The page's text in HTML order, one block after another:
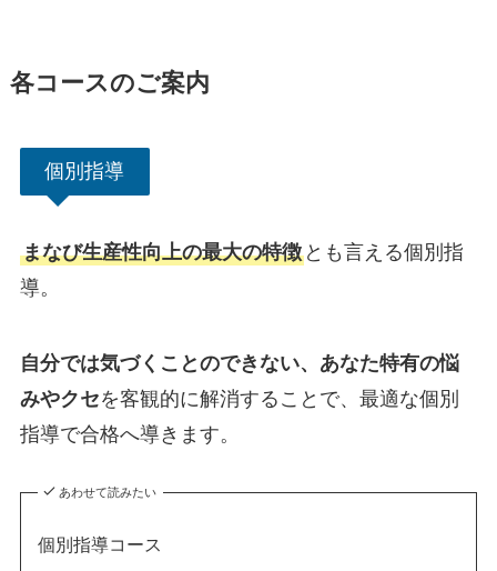
各コースのご案内
個別指導
まなび生産性向上の最大の特徴とも言える個別指
導。
自分では気づくことのできない、あなた特有の悩
みやクセを客観的に解消することで、最適な個別
指導で合格へ導きます。
あわせて読みたい
個別指導コース